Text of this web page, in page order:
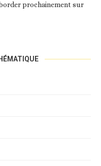
prochainement sur